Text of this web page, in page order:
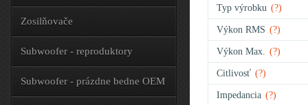
Typ výrobku (?)
Výkon RMS (?)
Výkon Max. (?)
Citlivosť (?)
Impedancia (?)
Zosilňovače
Subwoofer - reproduktory
Subwoofer - prázdne bedne OEM